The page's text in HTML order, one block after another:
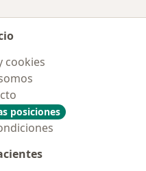
cookies
posiciones